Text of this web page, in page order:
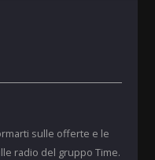
sulle offerte e le
radio del gruppo Time.